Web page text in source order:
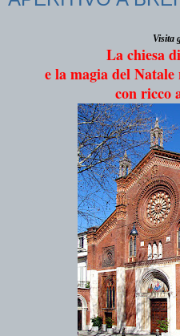
Visita
La chiesa
e la magia del
con ricco